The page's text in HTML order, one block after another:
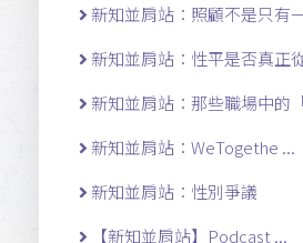
新知並肩站：照顧不是只有
新知並肩站：性平是否真正
新知並肩站：那些職場中的
新知並肩站：WeTogethe ...
新知並肩站：性別爭議
【新知並肩站】Podcast ...